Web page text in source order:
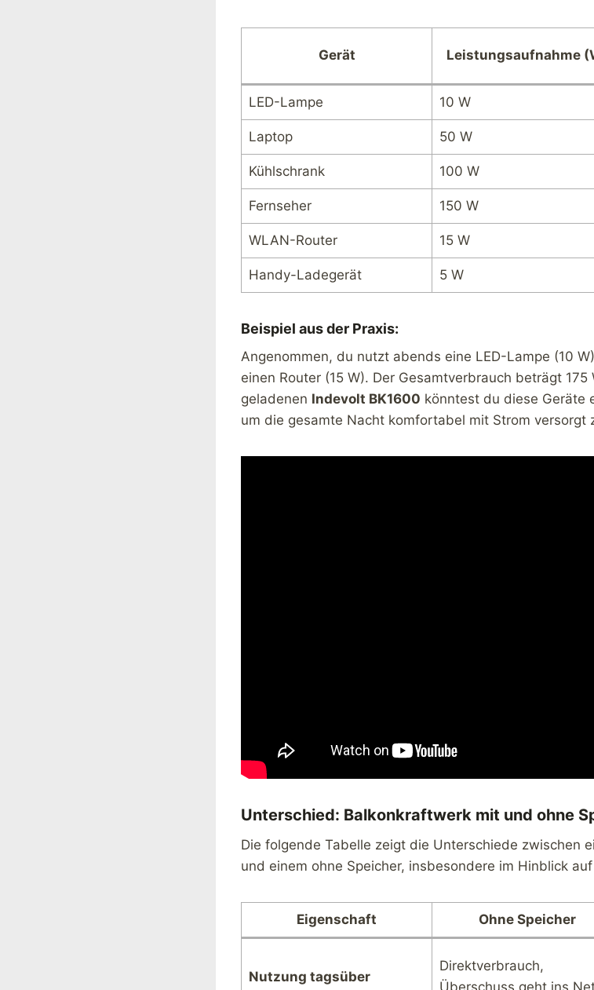
Gerät Leistungsaufnahme
LED-Lampe 10 W
Laptop 50 W
Kühlschrank 100 W
Fernseher 150 W
WLAN-Router 15 W
Handy-Ladegerät 5 W
Beispiel aus der Praxis:
Angenommen, du nutzt abends eine LED-Lampe (10
einen Router (15 W). Der Gesamtverbrauch beträgt
geladenen Indevolt BK1600 könntest du diese Geräte
um die gesamte Nacht komfortabel mit Strom versorgt
Unterschied: Balkonkraftwerk mit und ohne
Die folgende Tabelle zeigt die Unterschiede zwischen
und einem ohne Speicher, insbesondere im Hinblick
Eigenschaft Ohne Speicher
Nutzung tagsüber
Direktverbrauch,